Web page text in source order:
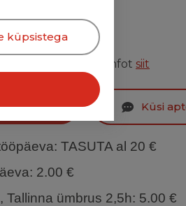
3.5 €
kohta leiate infot siit
Küsi
: TASUTA al 20 €
: 2.00 €
Tallinna ümbrus 2,5h: 5.00 €
küpsistega